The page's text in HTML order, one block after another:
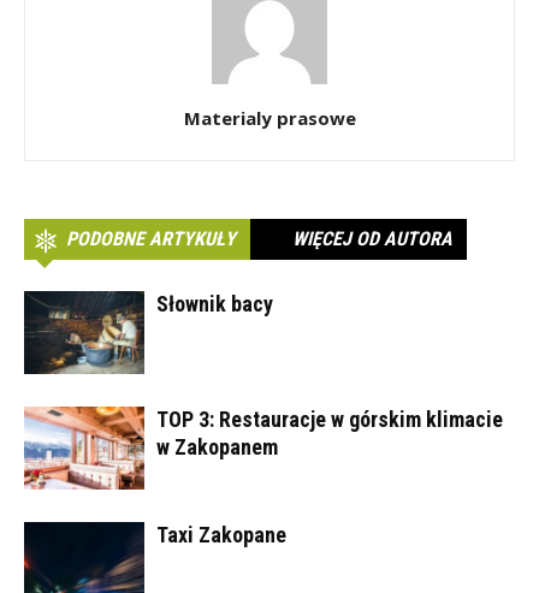
Materialy prasowe
PODOBNE ARTYKUŁY WIĘCEJ OD AUTORA
Słownik bacy
TOP 3: Restauracje w górskim klimacie
w Zakopanem
Taxi Zakopane